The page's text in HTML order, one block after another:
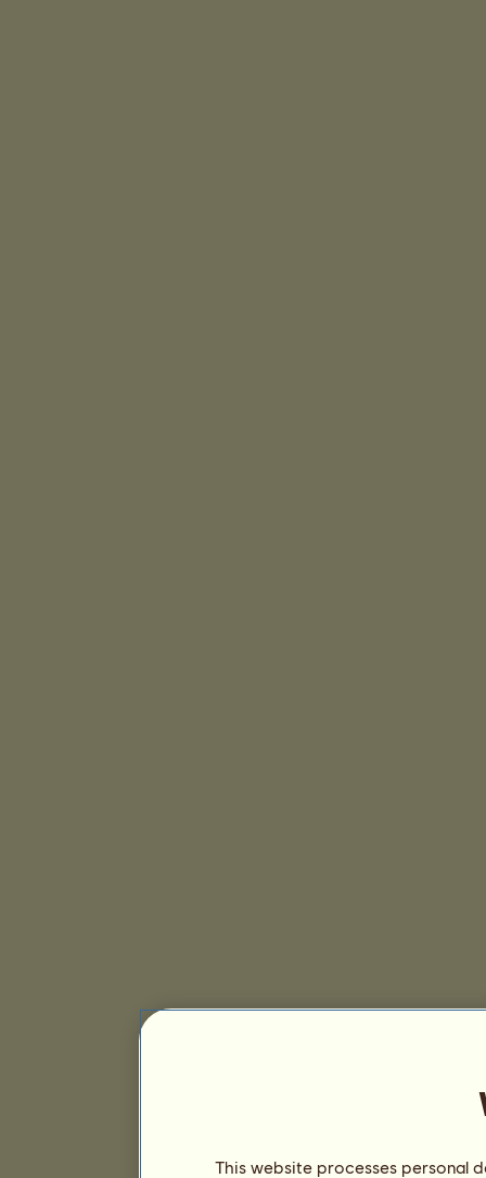
This website processes personal